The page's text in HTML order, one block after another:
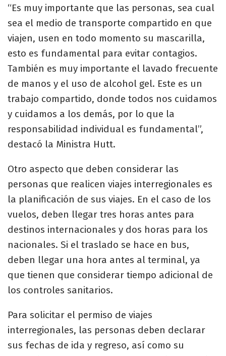
“Es muy importante que las personas, sea cual
sea el medio de transporte compartido en que
viajen, usen en todo momento su mascarilla,
esto es fundamental para evitar contagios.
También es muy importante el lavado frecuente
de manos y el uso de alcohol gel. Este es un
trabajo compartido, donde todos nos cuidamos
y cuidamos a los demás, por lo que la
responsabilidad individual es fundamental”,
destacó la Ministra Hutt.
Otro aspecto que deben considerar las
personas que realicen viajes interregionales es
la planificación de sus viajes. En el caso de los
vuelos, deben llegar tres horas antes para
destinos internacionales y dos horas para los
nacionales. Si el traslado se hace en bus,
deben llegar una hora antes al terminal, ya
que tienen que considerar tiempo adicional de
los controles sanitarios.
Para solicitar el permiso de viajes
interregionales, las personas deben declarar
sus fechas de ida y regreso, así como su